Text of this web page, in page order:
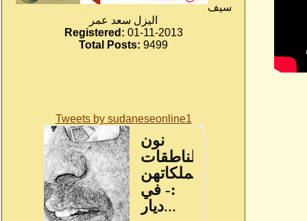
سيف
اليزل سعد عمر
Registered: 01-11-2013
Total Posts: 9499
Tweets by sudaneseonline1